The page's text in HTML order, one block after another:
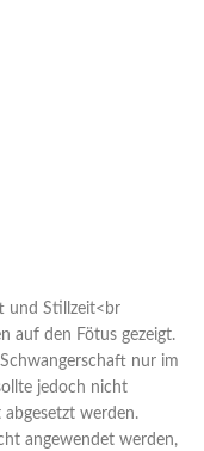
und Stillzeit<br
auf den Fötus gezeigt.
nur im
jedoch nicht
werden.
angewendet werden,